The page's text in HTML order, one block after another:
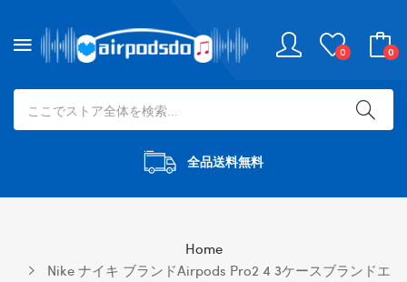
0 0
全品送料無料
Home
Nike ナイキ ブランドairpods Pro2 4 3ケースブランドエ